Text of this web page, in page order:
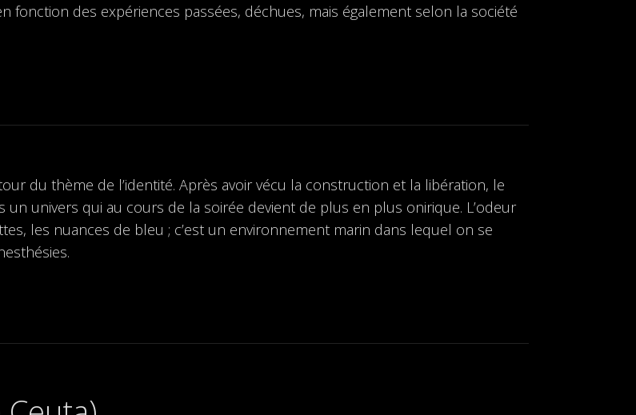
des expériences passées, déchues, mais également selon la société
du thème de l’identité. Après avoir vécu la construction et la libération, le
univers qui au cours de la soirée devient de plus en plus onirique. L’odeur
les nuances de bleu ; c’est un environnement marin dans lequel on se